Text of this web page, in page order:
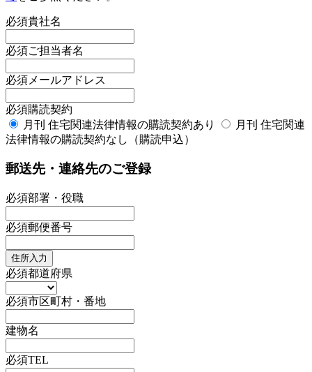
必須貴社名
必須ご担当者名
必須 メールアドレス
必須購読契約
月刊 住宅関連法律情報の購読契約あり
月刊 住宅関連
法律情報の購読契約なし（購読申込）
郵送先・連絡先のご登録
必須部署・役職
必須郵便番号
住所入力
必須都道府県
必須市区町村・番地
建物名
必須TEL